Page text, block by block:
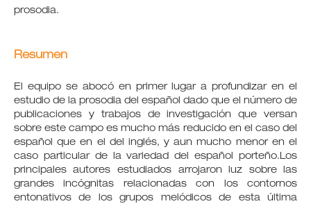
prosodia.
Resumen
El equipo se abocó en primer lugar a profundizar en el
estudio de la prosodia del español dado que el número de
publicaciones y trabajos de investigación que versan
sobre este campo es mucho más reducido en el caso del
español que en el del inglés, y aun mucho menor en el
caso particular de la variedad del español porteño.Los
principales autores estudiados arrojaron luz sobre las
grandes incógnitas relacionadas con los contornos
entonativos de los grupos melódicos de esta última